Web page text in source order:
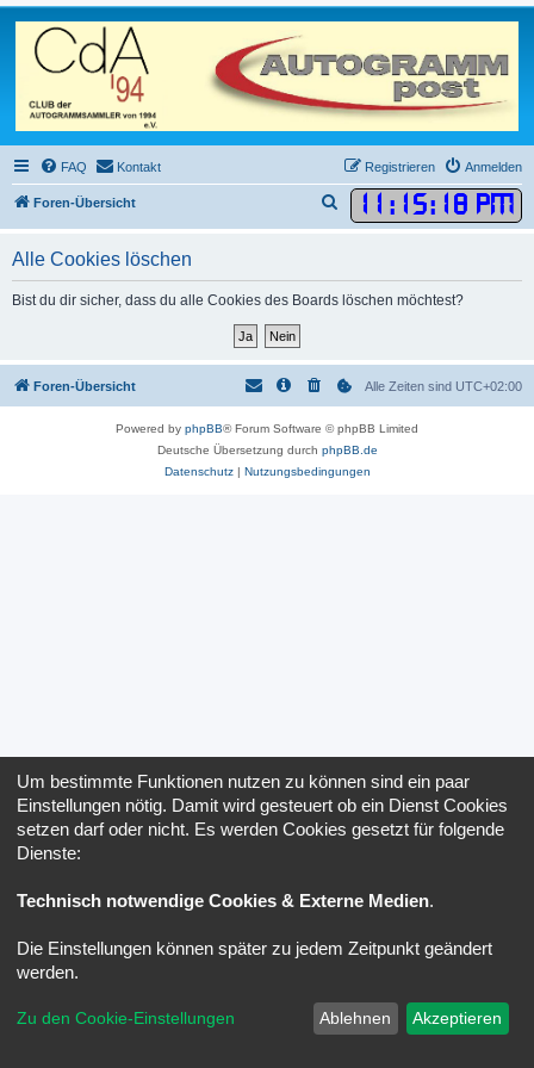
FAQ Kontakt Anmelden
Registrieren
Foren-Übersicht 11 : 15: 18 PM
u
Alle Cookies löschen
Bist du dir sicher, dass du alle Cookies des Boards löschen möchtest?
Foren-Übersicht Alle Zeiten sind UTC+02:00
Powered by phpBB® Forum Software © phpBB Limited
Deutsche Übersetzung durch phpBB.de
Datenschutz| Nutzungsbedingungen
Um bestimmte Funktionen nutzen zu können sind ein paar
Einstellungen nötig. Damit wird gesteuert ob ein Dienst Cookies
setzen darf oder nicht. Es werden Cookies gesetzt für folgende
Dienste:
Technisch notwendige Cookies & Externe Medien.
Die Einstellungen können später zu jedem Zeitpunkt geändert
werden.
Zu den Cookie-Einstellungen Ablehnen Akzeptieren